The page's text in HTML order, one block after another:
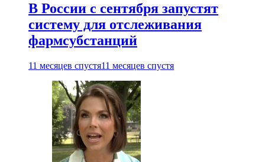
В России с сентября запустят
систему для отслеживания
фармсубстанций
11 месяцев спустя11 месяцев спустя